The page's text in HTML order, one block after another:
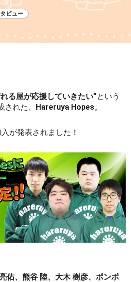
ビュー
る屋が応援していきたい”という
れた、 Hareruya Hopes。
が発表されました！
佑、熊谷 陸、大木 樹彦、ポンポ